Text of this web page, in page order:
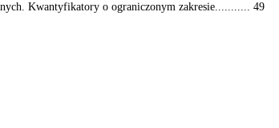
Kwantyfikatory o ograniczonym zakresie........... 49